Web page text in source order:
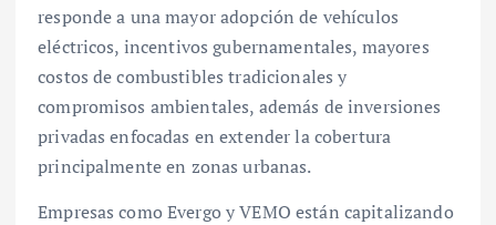
responde a una mayor adopción de vehículos
eléctricos, incentivos gubernamentales, mayores
costos de combustibles tradicionales y
compromisos ambientales, además de inversiones
privadas enfocadas en extender la cobertura
principalmente en zonas urbanas.
Empresas como Evergo y VEMO están capitalizando